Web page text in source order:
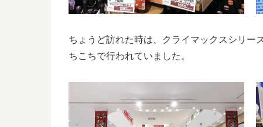
ちょうど訪れた時は、クライマックスシリー
ちこちで行われていました。